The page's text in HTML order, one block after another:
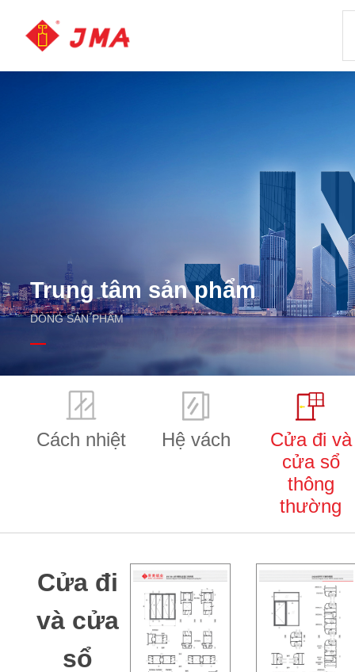
Trung tâm sản phẩm
DÒNG SẢN PHẨM
Cách nhiệt Hệ vách
Cửa đi và
cửa sổ
thông
thường
Cửa đi
và cửa
sổ